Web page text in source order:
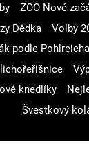
ZOO Nové
Dědka
Volby
podle Pohlreicha
knedlíky
Švestkový